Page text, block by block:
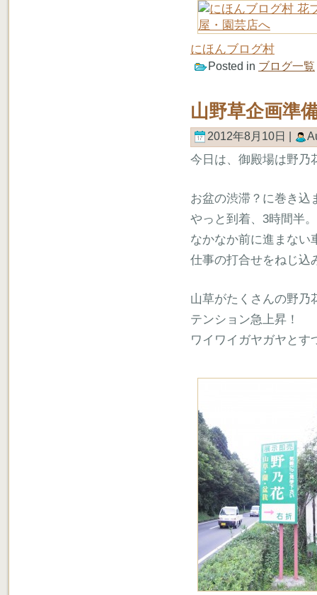
にほんブログ村
Posted in ブログ一覧
山野草企画準
2012年8月10日 |
今日は、御殿場は野乃
お盆の渋滞？に巻き込
やっと到着、3時間半。
なかなか前に進まない
仕事の打合せをねじ込
山草がたくさんの野乃
テンション急上昇！
ワイワイガヤガヤとす